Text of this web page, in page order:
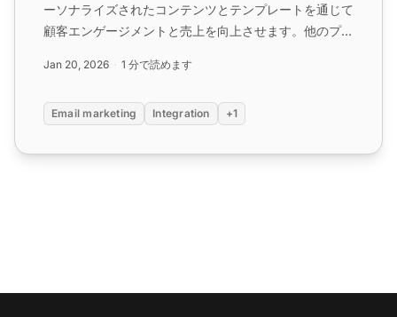
ーソナライズされたコンテンツとテンプレートを通じて
顧客エンゲージメントと売上を向上させます。他のプラ
ケットシステム、WYSIWYGエディタなどを提供しま
Jan 20, 2026 1 分で読めます
Email marketing Integration +1